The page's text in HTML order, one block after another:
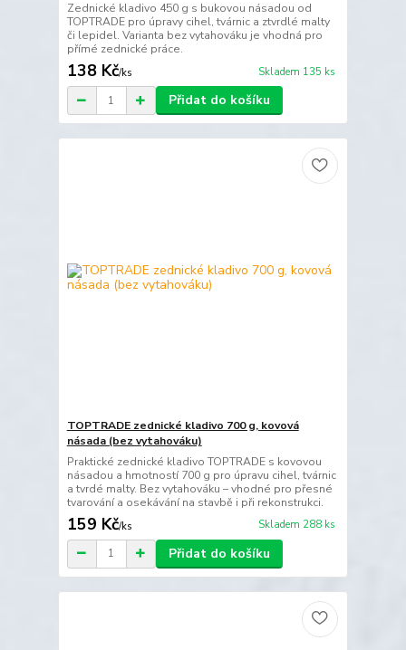
Zednické kladivo 450 g s bukovou násadou od
TOPTRADE pro úpravy cihel, tvárnic a ztvrdlé malty
či lepidel. Varianta bez vytahováku je vhodná pro
přímé zednické práce.
138 Kč/ks Skladem 135 ks
Přidat do košíku
TOPTRADE zednické kladivo 700 g, kovová
násada (bez vytahováku)
Praktické zednické kladivo TOPTRADE s kovovou
násadou a hmotností 700 g pro úpravu cihel, tvárnic
a tvrdé malty. Bez vytahováku – vhodné pro přesné
tvarování a osekávání na stavbě i při rekonstrukci.
159 Kč/ks Skladem 288 ks
Přidat do košíku